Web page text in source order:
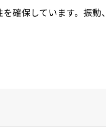
確保しています。振